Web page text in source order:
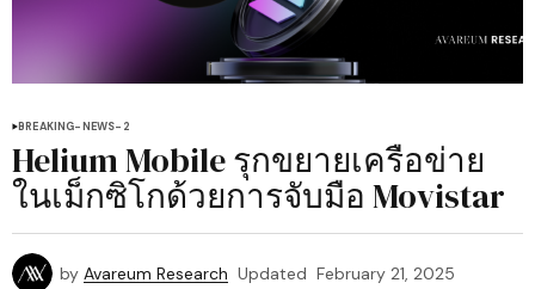
BREAKING-NEWS-2
Helium Mobile รุกขยายเครือข่าย
ในเม็กซิโกด้วยการจับมือ Movistar
by Avareum Research Updated February 21, 2025